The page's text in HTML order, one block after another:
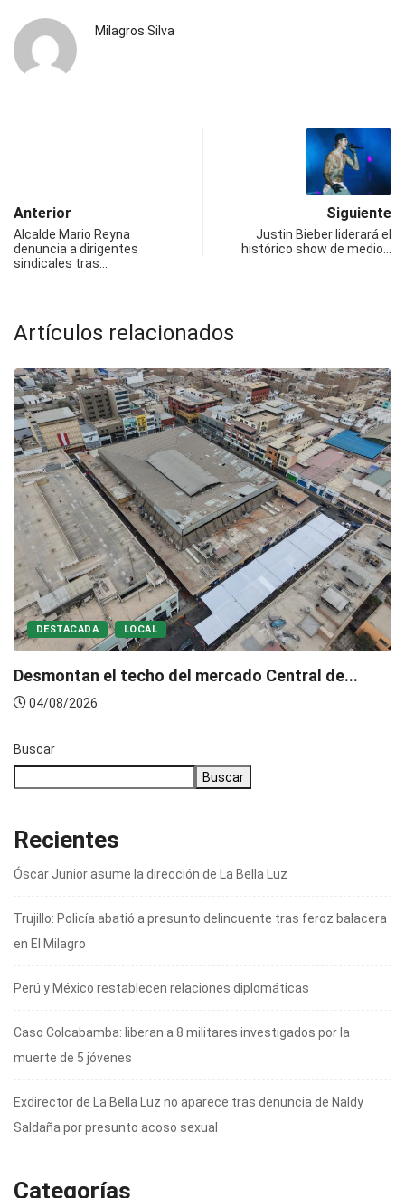
Milagros Silva
Anterior
Alcalde Mario Reyna
denuncia a dirigentes
sindicales tras…
Siguiente
Justin Bieber liderará el
histórico show de medio…
Artículos relacionados
DESTACADA LOCAL
Desmontan el techo del mercado Central de...
04/08/2026
Buscar
Buscar
Recientes
Óscar Junior asume la dirección de La Bella Luz
Trujillo: Policía abatió a presunto delincuente tras feroz balacera
en El Milagro
Perú y México restablecen relaciones diplomáticas
Caso Colcabamba: liberan a 8 militares investigados por la
muerte de 5 jóvenes
Exdirector de La Bella Luz no aparece tras denuncia de Naldy
Saldaña por presunto acoso sexual
Categorías